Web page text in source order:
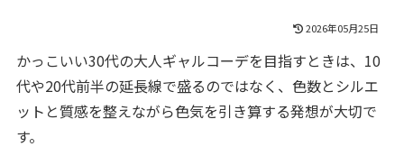
2026年05月25日
かっこいい30代の大人ギャルコーデを目指すときは、10
代や20代前半の延長線で盛るのではなく、色数とシルエ
ットと質感を整えながら色気を引き算する発想が大切で
す。